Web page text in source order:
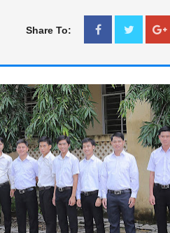
CHUYỆN PHIẾM
NHỮNG GIAI THOẠI VỀ LẶT
KIỆU
Feb 14 2018 Unknown
Share To: